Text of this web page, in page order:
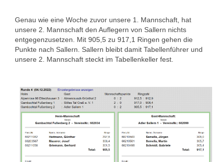
1. Mannschaft Luftpistole
1. Mannschaft Auflage
Weitere Wettkämpfe
Termine
Galerie
Genau wie eine Woche zuvor unsere 1. Mannschaft, hat
unsere 2. Mannschaft den Auflegern von Sallern nichts
entgegenzusetzen. Mit 905,5 zu 917,1 Ringen gehen die
Punkte nach Sallern. Sallern bleibt damit Tabellenführer und
unsere 2. Mannschaft steckt im Tabellenkeller fest.